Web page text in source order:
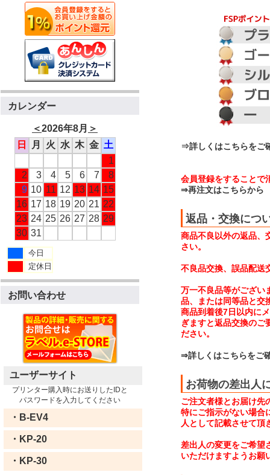
カレンダー
＜2026年8月 ＞
日
月 火 水 木 金 土
1
2
3 4 5 6 7
8
9 10 11 12 13 14 15
16 17 18 19 20 21 22
23 24 25 26 27 28 29
30 31
今日
定休日
お問い合わせ
ユーザーサイト
プリンター購入時にお送りしたIDと
パスワードを入力してください
・B-EV4
・KP-20
・KP-30
⇒詳しくはこちらをご
会員登録をすることで
⇒再注文はこちらから
返品・交換につ
商品不良以外の返品、
さい。
不良品交換、誤品配送
万一不良品等がござい
品、または同等品と交
商品到着後7日以内に
ぎますと返品交換のご
ださい。
⇒詳しくはこちらをご
お荷物の差出人
ご注文者様とお届け先
特にご指示がない場合
人として記載させて頂
差出人の変更をご希望
いただけますようお願